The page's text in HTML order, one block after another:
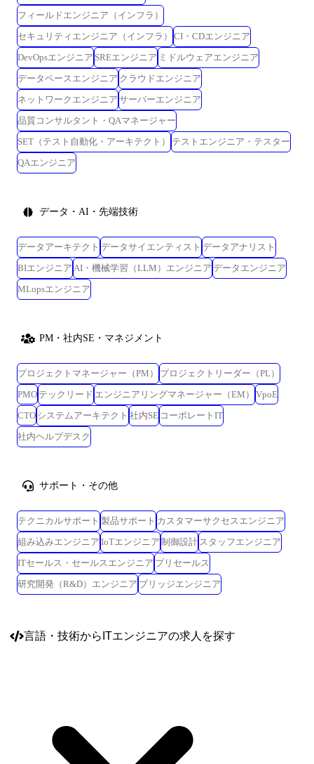
フィールドエンジニア（インフラ）
セキュリティエンジニア（インフラ）
CI・CDエンジニア
DevOpsエンジニア SREエンジニア ミドルウェアエンジニア
データベースエンジニア クラウドエンジニア
ネットワークエンジニア サーバーエンジニア
品質コンサルタント・QAマネージャー
SET（テスト自動化・アーキテクト）
テストエンジニア・テスター
QAエンジニア
データ・AI・先端技術
データアーキテクト データサイエンティスト データアナリスト
BIエンジニア AI・機械学習（LLM）エンジニア データエンジニア
MLopsエンジニア
PM・社内SE・マネジメント
プロジェクトマネージャー（PM）
プロジェクトリーダー（PL）
PMO テックリード エンジニアリングマネージャー（EM）
VpoE
CTO システムアーキテクト 社内SE コーポレートIT
社内ヘルプデスク
サポート・その他
テクニカルサポート 製品サポート カスタマーサクセスエンジニア
組み込みエンジニア IoTエンジニア 制御設計 スタッフエンジニア
ITセールス・セールスエンジニア プリセールス
研究開発（R&D）エンジニア ブリッジエンジニア
言語・技術からITエンジニアの求人を探す